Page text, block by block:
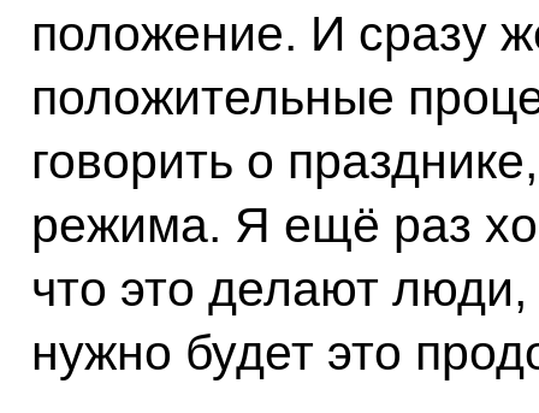
положение. И сразу
положительные
говорить о
режима. Я ещё раз
что это делают
нужно будет это